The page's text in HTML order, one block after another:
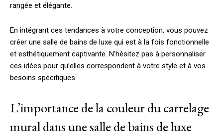
rangée et élégante.
En intégrant ces tendances à votre conception, vous pouvez
créer une salle de bains de luxe qui est à la fois fonctionnelle
et esthétiquement captivante. N’hésitez pas à personnaliser
ces idées pour qu’elles correspondent à votre style et à vos
besoins spécifiques.
L’importance de la couleur du carrelage
mural dans une salle de bains de luxe